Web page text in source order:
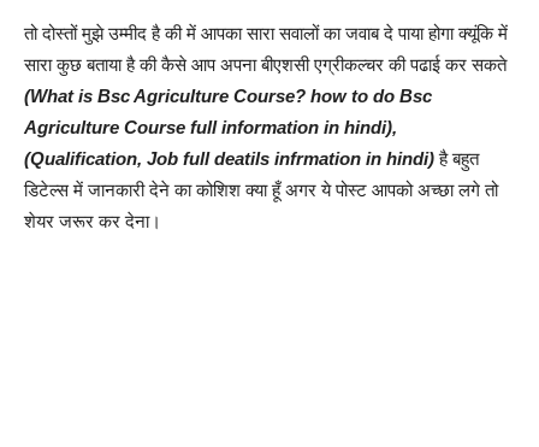
तो दोस्तों मुझे उम्मीद है की में आपका सारा सवालों का जवाब दे पाया होगा क्यूंकि में
सारा कुछ बताया है की कैसे आप अपना बीएशसी एग्रीकल्चर की पढाई कर सकते
(What is Bsc Agriculture Course? how to do Bsc
Agriculture Course full information in hindi),
(Qualification, Job full deatils infrmation in hindi)है बहुत
डिटेल्स में जानकारी देने का कोशिश क्या हूँ अगर ये पोस्ट आपको अच्छा लगे तो
शेयर जरूर कर देना।